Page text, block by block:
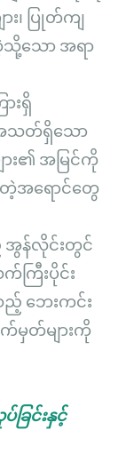
ား၊ ပြုတ်ကျ
သို့သော အရာ
းရှိ
သတ်ရှိသော
း၏ အမြင်ကို
တဲ့အရောင်တွေ
အွန်လိုင်းတွင်
ကြီးပိုင်း
ဘေးကင်း
က်မှတ်များကို
ခြင်းနှင့်